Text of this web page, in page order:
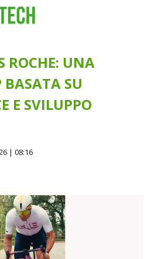
ROCHE: UNA
BASATA SU
E SVILUPPO
| 08:16